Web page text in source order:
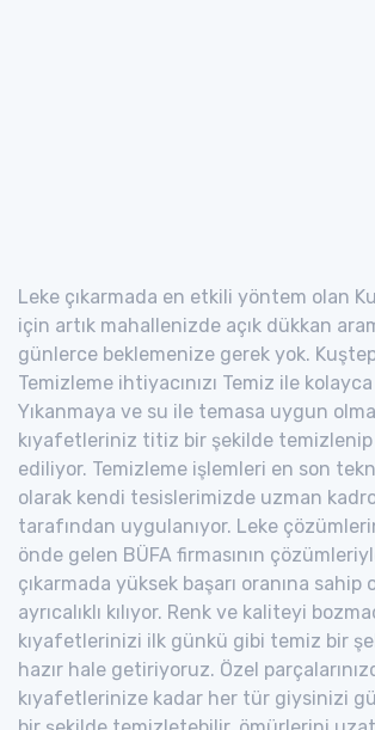
Leke çıkarmada en etkili yöntem olan
için artık mahallenizde açık dükkan
günlerce beklemenize gerek yok.
Temizleme ihtiyacınızı Temiz ile
Yıkanmaya ve su ile temasa uygun
kıyafetleriniz titiz bir şekilde
ediliyor. Temizleme işlemleri en son
olarak kendi tesislerimizde uzman
tarafından uygulanıyor. Leke
önde gelen BÜFA firmasının
çıkarmada yüksek başarı oranına sahip
ayrıcalıklı kılıyor. Renk ve kaliteyi
kıyafetlerinizi ilk günkü gibi temiz bir
hazır hale getiriyoruz. Özel
kıyafetlerinize kadar her tür giysinizi